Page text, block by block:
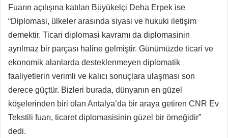
Fuarın açılışına katılan Büyükelçi Deha Erpek ise
“Diplomasi, ülkeler arasında siyasi ve hukuki iletişim
demektir. Ticari diplomasi kavramı da diplomasinin
ayrılmaz bir parçası haline gelmiştir. Günümüzde ticari ve
ekonomik alanlarda desteklenmeyen diplomatik
faaliyetlerin verimli ve kalıcı sonuçlara ulaşması son
derece güçtür. Bizleri burada, dünyanın en güzel
köşelerinden biri olan Antalya’da bir araya getiren CNR Ev
Tekstili fuarı, ticaret diplomasisinin güzel bir örneğidir”
dedi.